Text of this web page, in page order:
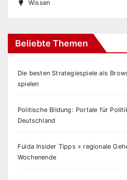
Wissen
Beliebte Themen
Die besten Strategiespiele als
spielen
Politische Bildung: Portale für
Deutschland
Fulda Insider Tipps » regionale
Wochenende